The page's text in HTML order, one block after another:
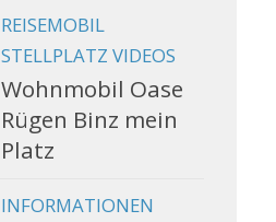
REISEMOBIL
STELLPLATZ VIDEOS
Wohnmobil Oase
Rügen Binz mein
Platz
INFORMATIONEN